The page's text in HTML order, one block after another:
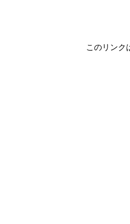
このリンク